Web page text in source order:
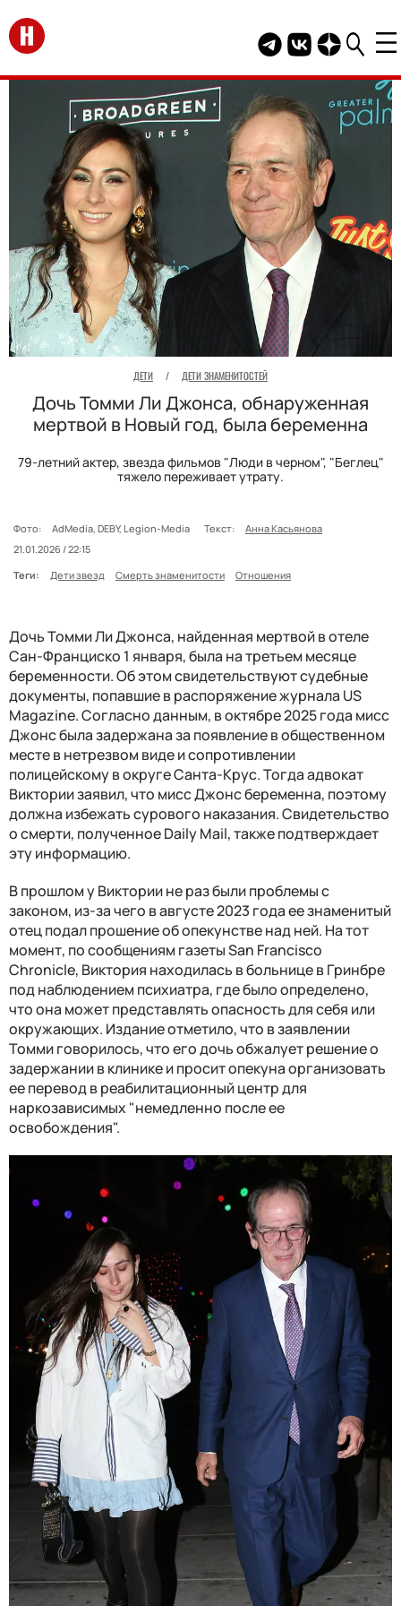
Перейти на главную
Telegram канал
Группа HELLO
Канал
ДЕТИ / ДЕТИ ЗНАМЕНИТОСТЕЙ
Дочь Томми Ли Джонса, обнаруженная
мертвой в Новый год, была беременна
79-летний актер, звезда фильмов "Люди в черном", "Беглец"
тяжело переживает утрату.
Фото: AdMedia, DEBY, Legion-Media Текст:
Анна Касьянова
21.01.2026 / 22:15
Теги:
Дети звезд Смерть знаменитости Отношения
Дочь Томми Ли Джонса, найденная мертвой в отеле
Сан-Франциско 1 января, была на третьем месяце
беременности. Об этом свидетельствуют судебные
документы, попавшие в распоряжение журнала US
Magazine. Согласно данным, в октябре 2025 года мисс
Джонс была задержана за появление в общественном
месте в нетрезвом виде и сопротивлении
полицейскому в округе Санта-Крус. Тогда адвокат
Виктории заявил, что мисс Джонс беременна, поэтому
должна избежать сурового наказания. Свидетельство
о смерти, полученное Daily Mail, также подтверждает
эту информацию.
В прошлом у Виктории не раз были проблемы с
законом, из-за чего в августе 2023 года ее знаменитый
отец подал прошение об опекунстве над ней. На тот
момент, по сообщениям газеты San Francisco
Chronicle, Виктория находилась в больнице в Гринбре
под наблюдением психиатра, где было определено,
что она может представлять опасность для себя или
окружающих. Издание отметило, что в заявлении
Томми говорилось, что его дочь обжалует решение о
задержании в клинике и просит опекуна организовать
ее перевод в реабилитационный центр для
наркозависимых "немедленно после ее
освобождения".